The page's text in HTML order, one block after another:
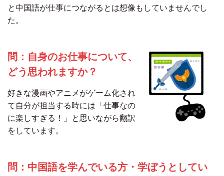
と中国語が仕事につながるとは想像もしていませんでし
た。
問：自身のお仕事について、
どう思われますか？
好きな漫画やアニメがゲーム化され
て自分が担当する時には「仕事なの
に楽しすぎる！」と思いながら翻訳
をしています。
問：中国語を学んでいる方・学ぼうとしてい